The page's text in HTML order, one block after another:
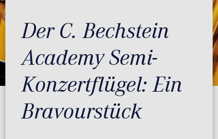
Der C. Bechstein
Academy Semi-
Konzertflügel: Ein
Bravourstück